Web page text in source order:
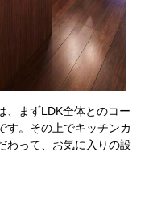
、まずLDK全体とのコー
す。その上でキッチンカ
わって、お気に入りの設